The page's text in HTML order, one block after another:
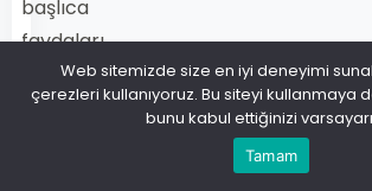
başlıca
faydaları
şunlardır:
Web sitemizde size en iyi deneyimi
çerezleri kullanıyoruz. Bu siteyi kullanmaya
bunu kabul ettiğinizi
Tamam